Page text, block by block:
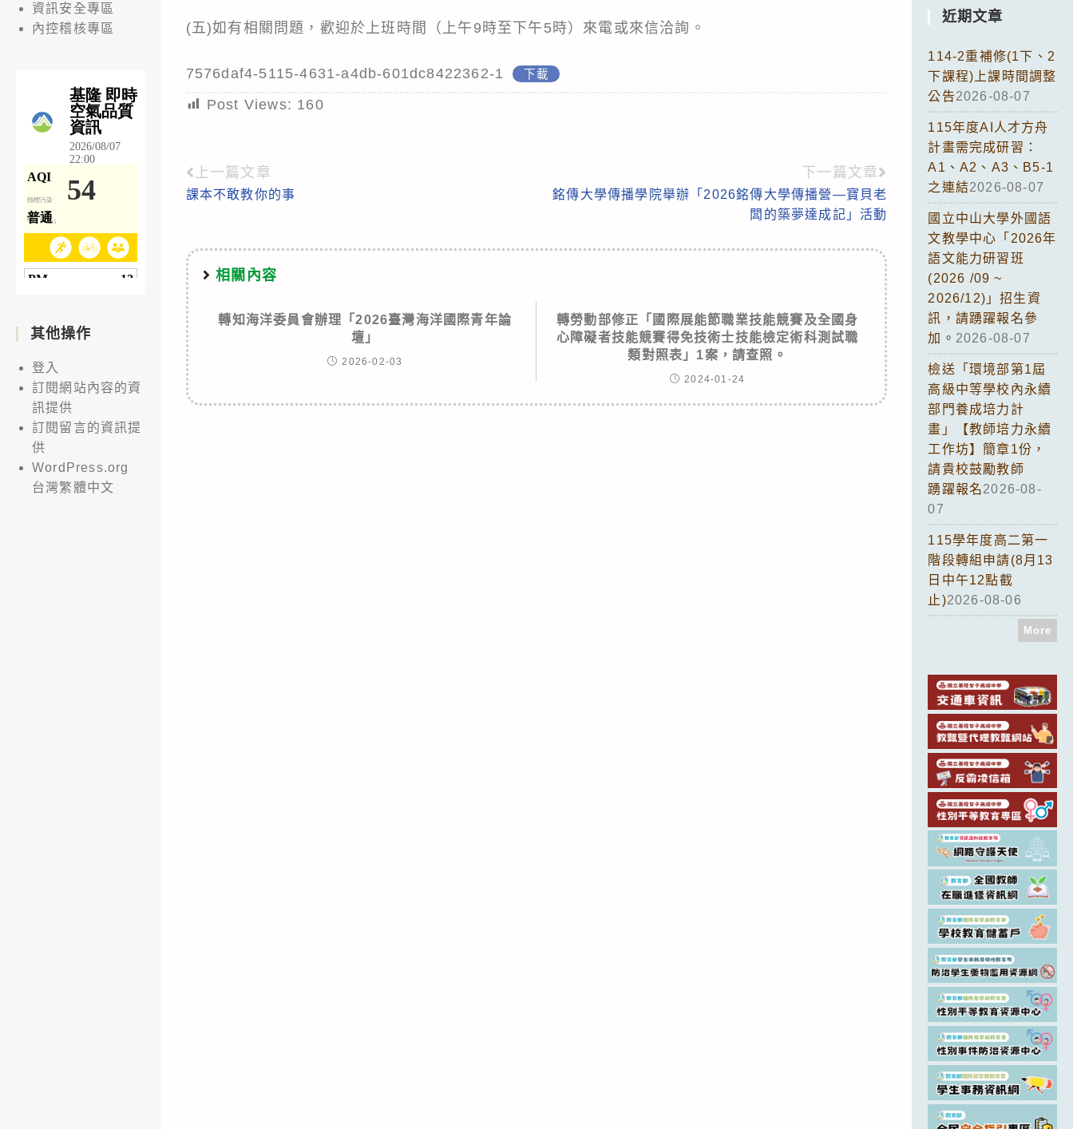
(五)如有相關問題，歡迎於上班時間（上午9時至下午5時）來電或來信洽詢。
7576daf4-5115-4631-a4db-601dc8422362-1 下載
Post Views: 160
Read
more
上一篇文章
課本不敢教你的事
下一篇文章
銘傳大學傳播學院舉辦「2026銘傳大學傳播營—寶貝老
闆的築夢達成記」活動
相關內容
轉知海洋委員會辦理「2026臺灣海洋國際青年論
壇」
2026-02-03
轉勞動部修正「國際展能節職業技能競賽及全國身
心障礙者技能競賽得免技術士技能檢定術科測試職
類對照表」1案，請查照。
2024-01-24
資訊安全專區
內控稽核專區
其他操作
登入
訂閱網站內容的資
訊提供
訂閱留言的資訊提
供
WordPress.org
台灣繁體中文
近期文章
114-2重補修(1下、2
下課程)上課時間調整
公告2026-08-07
115年度AI人才方舟
計畫需完成研習：
A1、A2、A3、B5-1
之連結2026-08-07
國立中山大學外國語
文教學中心「2026年
語文能力研習班
(2026 /09 ~
2026/12)」招生資
訊，請踴躍報名參
加。 2026-08-07
檢送「環境部第1屆
高級中等學校內永續
部門養成培力計
畫」【教師培力永續
工作坊】簡章1份，
請貴校鼓勵教師
踴躍報名2026-08-
07
115學年度高二第一
階段轉組申請(8月13
日中午12點截
止)2026-08-06
More